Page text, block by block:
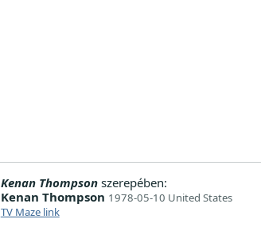
Kenan Thompsonszerepében:
Kenan Thompson 1978-05-10 United States
TV Maze link